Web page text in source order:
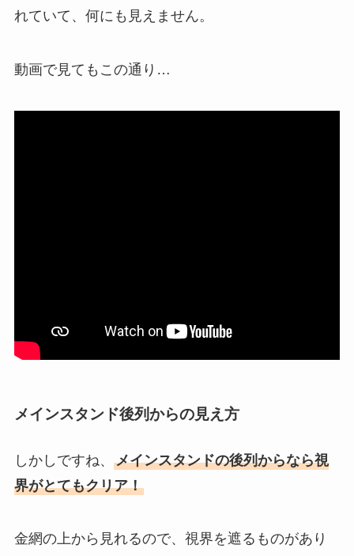
れていて、何にも見えません。
動画で見てもこの通り…
メインスタンド後列からの見え方
しかしですね、 メインスタンドの後列からなら視
界がとてもクリア！
金網の上から見れるので、視界を遮るものがあり